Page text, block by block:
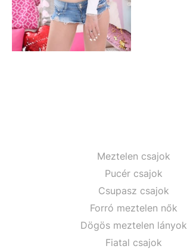
Meztelen csajok
Pucér csajok
Csupasz csajok
Forró meztelen nők
Dögös meztelen lányok
Fiatal csajok